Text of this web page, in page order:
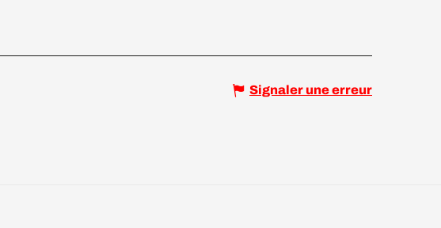
Signaler une erreur